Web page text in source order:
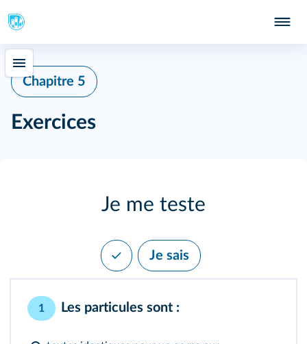
Chapitre 5
Exercices
Je me teste
Je sais
1 Les particules sont :